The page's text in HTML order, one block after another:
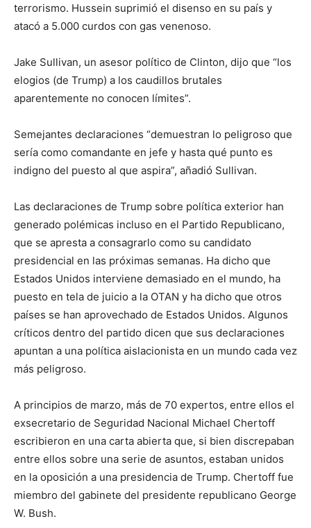
terrorismo. Hussein suprimió el disenso en su país y
atacó a 5.000 curdos con gas venenoso.
Jake Sullivan, un asesor político de Clinton, dijo que “los
elogios (de Trump) a los caudillos brutales
aparentemente no conocen límites”.
Semejantes declaraciones “demuestran lo peligroso que
sería como comandante en jefe y hasta qué punto es
indigno del puesto al que aspira”, añadió Sullivan.
Las declaraciones de Trump sobre política exterior han
generado polémicas incluso en el Partido Republicano,
que se apresta a consagrarlo como su candidato
presidencial en las próximas semanas. Ha dicho que
Estados Unidos interviene demasiado en el mundo, ha
puesto en tela de juicio a la OTAN y ha dicho que otros
países se han aprovechado de Estados Unidos. Algunos
críticos dentro del partido dicen que sus declaraciones
apuntan a una política aislacionista en un mundo cada vez
más peligroso.
A principios de marzo, más de 70 expertos, entre ellos el
exsecretario de Seguridad Nacional Michael Chertoff
escribieron en una carta abierta que, si bien discrepaban
entre ellos sobre una serie de asuntos, estaban unidos
en la oposición a una presidencia de Trump. Chertoff fue
miembro del gabinete del presidente republicano George
W. Bush.